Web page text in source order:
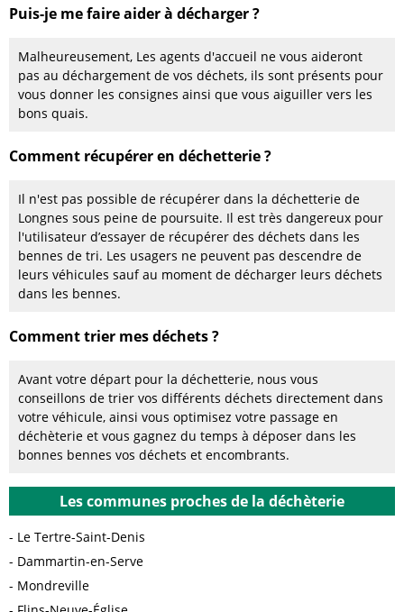
Puis-je me faire aider à décharger ?
Malheureusement, Les agents d'accueil ne vous aideront
pas au déchargement de vos déchets, ils sont présents pour
vous donner les consignes ainsi que vous aiguiller vers les
bons quais.
Comment récupérer en déchetterie ?
Il n'est pas possible de récupérer dans la déchetterie de
Longnes sous peine de poursuite. Il est très dangereux pour
l'utilisateur d’essayer de récupérer des déchets dans les
bennes de tri. Les usagers ne peuvent pas descendre de
leurs véhicules sauf au moment de décharger leurs déchets
dans les bennes.
Comment trier mes déchets ?
Avant votre départ pour la déchetterie, nous vous
conseillons de trier vos différents déchets directement dans
votre véhicule, ainsi vous optimisez votre passage en
déchèterie et vous gagnez du temps à déposer dans les
bonnes bennes vos déchets et encombrants.
Les communes proches de la déchèterie
Le Tertre-Saint-Denis
Dammartin-en-Serve
Mondreville